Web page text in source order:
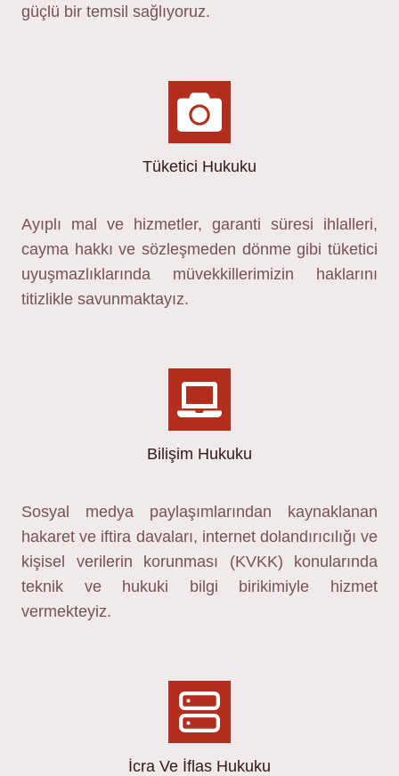
güçlü bir temsil sağlıyoruz.
Tüketici Hukuku
Ayıplı mal ve hizmetler, garanti süresi ihlalleri,
cayma hakkı ve sözleşmeden dönme gibi tüketici
uyuşmazlıklarında müvekkillerimizin haklarını
titizlikle savunmaktayız.
Bilişim Hukuku
Sosyal medya paylaşımlarından kaynaklanan
hakaret ve iftira davaları, internet dolandırıcılığı ve
kişisel verilerin korunması (KVKK) konularında
teknik ve hukuki bilgi birikimiyle hizmet
vermekteyiz.
İcra Ve İflas Hukuku